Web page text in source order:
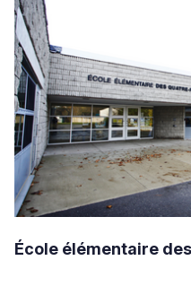
École élémentaire